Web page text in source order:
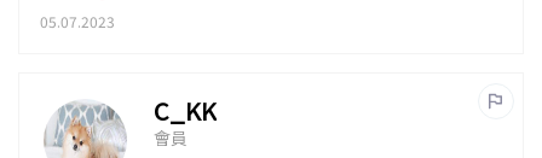
用化妝棉抹都好容易俾皮膚吸收，個人
地係日本，同埋唔算耐用一支
05.07.2023
C_KK
會員